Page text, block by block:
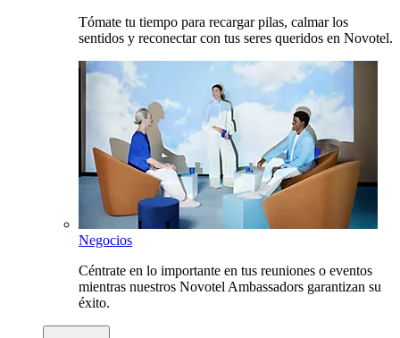
Tómate tu tiempo para recargar pilas, calmar los
sentidos y reconectar con tus seres queridos en Novotel.
Negocios
Céntrate en lo importante en tus reuniones o eventos
mientras nuestros Novotel Ambassadors garantizan su
éxito.